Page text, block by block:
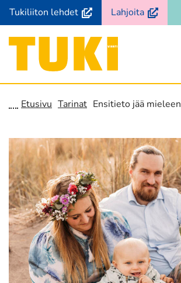
Siirry
sisältöön
Tukiliiton lehdet(avautuu
uuteen
ikkunaan,
siirryt
toiseen
Lahjoita(avautuu
uuteen
Etusivu
Etusivu Tarinat Ensitieto jää